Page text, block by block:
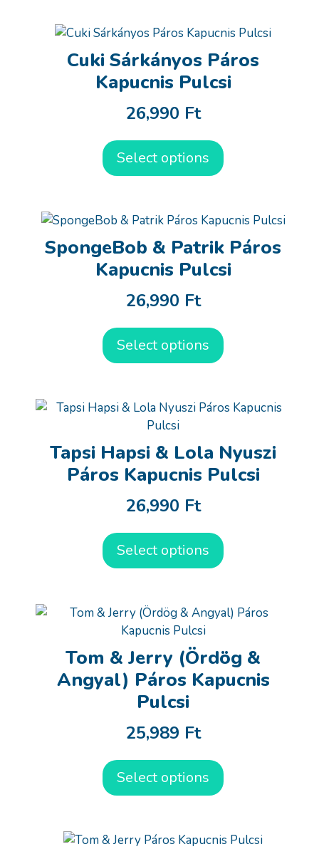
Cuki Sárkányos Páros
Kapucnis Pulcsi
26,990 Ft
Select options
SpongeBob & Patrik Páros
Kapucnis Pulcsi
26,990 Ft
Select options
Tapsi Hapsi & Lola Nyuszi
Páros Kapucnis Pulcsi
26,990 Ft
Select options
Tom & Jerry (Ördög &
Angyal) Páros Kapucnis
Pulcsi
25,989 Ft
Select options